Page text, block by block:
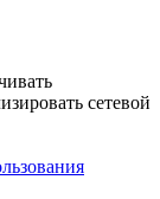
сетевой